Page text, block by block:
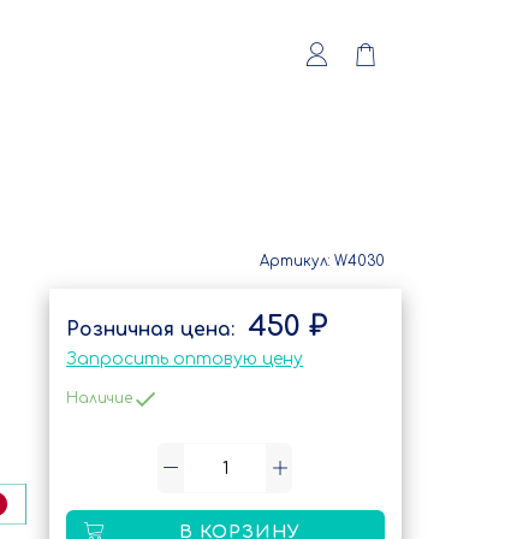
Артикул: W4030
450 ₽
Запросить оптовую цену
Наличие
В КОРЗИНУ